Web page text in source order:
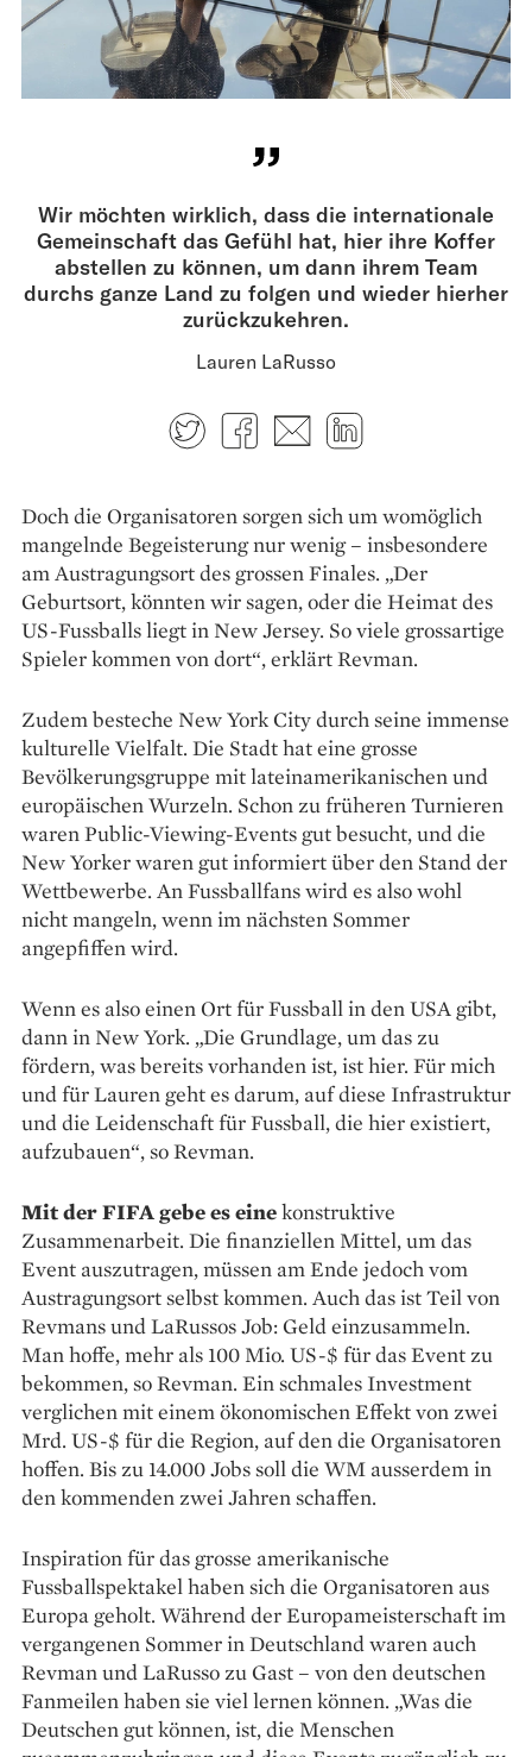
Wir möchten wirklich, dass die internationale
Gemeinschaft das Gefühl hat, hier ihre Koffer
abstellen zu können, um dann ihrem Team
durchs ganze Land zu folgen und wieder hierher
zurückzukehren.
Lauren LaRusso
TwitterFacebook
E-mail
Doch die Organisatoren sorgen sich um ­womöglich
mangelnde Begeisterung nur wenig – insbesondere
am Austragungsort des grossen Finales. „Der
Geburtsort, könnten wir sagen, oder die Heimat des
US-Fussballs liegt in New Jersey. So viele grossartige
Spieler kommen von dort“, erklärt Revman.
Zudem besteche New York City durch seine immense
kulturelle Vielfalt. Die Stadt hat eine grosse
Bevölkerungsgruppe mit lateinamerikanischen und
europäischen Wurzeln. Schon zu früheren Turnieren
waren Public-Viewing-Events gut besucht, und die
New Yorker waren gut in­formiert über den Stand der
Wettbewerbe. An Fussballfans wird es also wohl
nicht mangeln, wenn im nächsten Sommer
angepfiffen wird.
Wenn es also einen Ort für Fussball in den USA gibt,
dann in New York. „Die Grundlage, um das zu
fördern, was bereits vorhanden ist, ist hier. Für mich
und für Lauren geht es darum, auf diese Infrastruktur
und die Leidenschaft für Fussball, die hier existiert,
aufzubauen“, so Revman.
Mit der FIFA gebe es einekonstruktive
Zusammenarbeit. Die finanziellen Mittel, um das
Event auszutragen, müssen am Ende jedoch vom
Austragungsort selbst kommen. Auch das ist Teil von
Revmans und LaRussos Job: Geld einzusammeln.
Man hoffe, mehr als 100 Mio. US-$ für das Event zu
bekommen, so Revman. Ein schmales Investment
verglichen mit einem ökonomischen Effekt von zwei
Mrd. US-$ für die Region, auf den die Organisatoren
hoffen. Bis zu 14.000 Jobs soll die WM ausserdem in
den kommenden zwei Jahren schaffen.
Inspiration für das grosse amerikanische
Fussballspektakel haben sich die Organisatoren aus
Europa geholt. Während der Europameisterschaft im
vergangenen Sommer in Deutschland waren auch
Revman und LaRusso zu Gast – von den deutschen
Fanmeilen haben sie viel lernen können. „Was die
Deutschen gut können, ist, die Menschen